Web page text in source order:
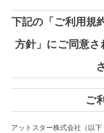
下記の「ご利用規
方針」にご同意
ご
アットスター株式会社（以